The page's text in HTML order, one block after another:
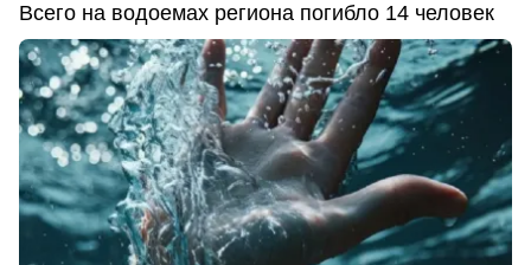
Всего на водоемах региона погибло 14 человек